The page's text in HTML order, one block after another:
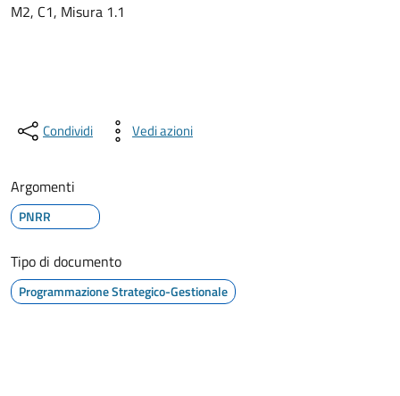
M2, C1, Misura 1.1
Condividi Vedi azioni
Argomenti
PNRR
Tipo di documento
Programmazione Strategico-Gestionale